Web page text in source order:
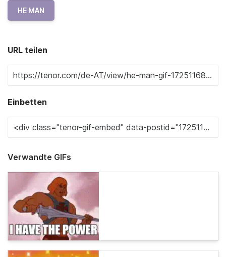
HE MAN
URL teilen
Einbetten
Verwandte GIFs